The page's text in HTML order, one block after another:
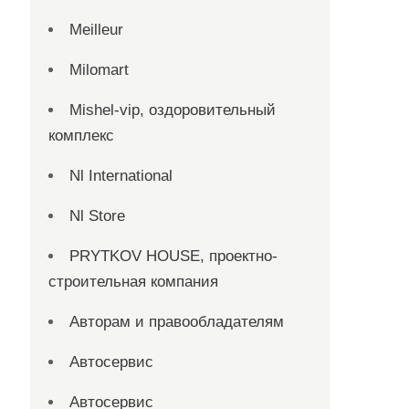
Meilleur
Milomart
Mishel-vip, оздоровительный
комплекс
Nl International
Nl Store
PRYTKOV HOUSE, проектно-
строительная компания
Авторам и правообладателям
Автосервис
Автосервис